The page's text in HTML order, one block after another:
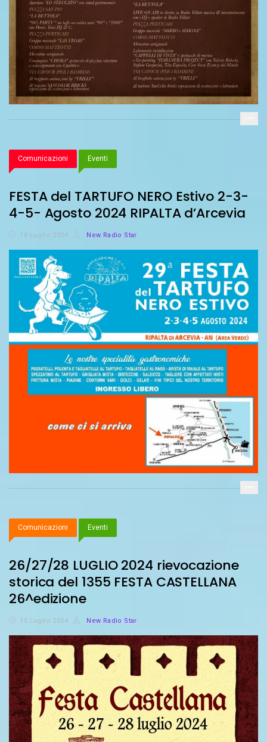
Comunicazioni Eventi
FESTA del TARTUFO NERO Estivo 2-3-
4-5- Agosto 2024 RIPALTA d’Arcevia
18 Luglio 2024 New Radio Star
Comunicazioni Eventi
26/27/28 LUGLIO 2024 rievocazione
storica del 1355 FESTA CASTELLANA
26^edizione
15 Luglio 2024 New Radio Star